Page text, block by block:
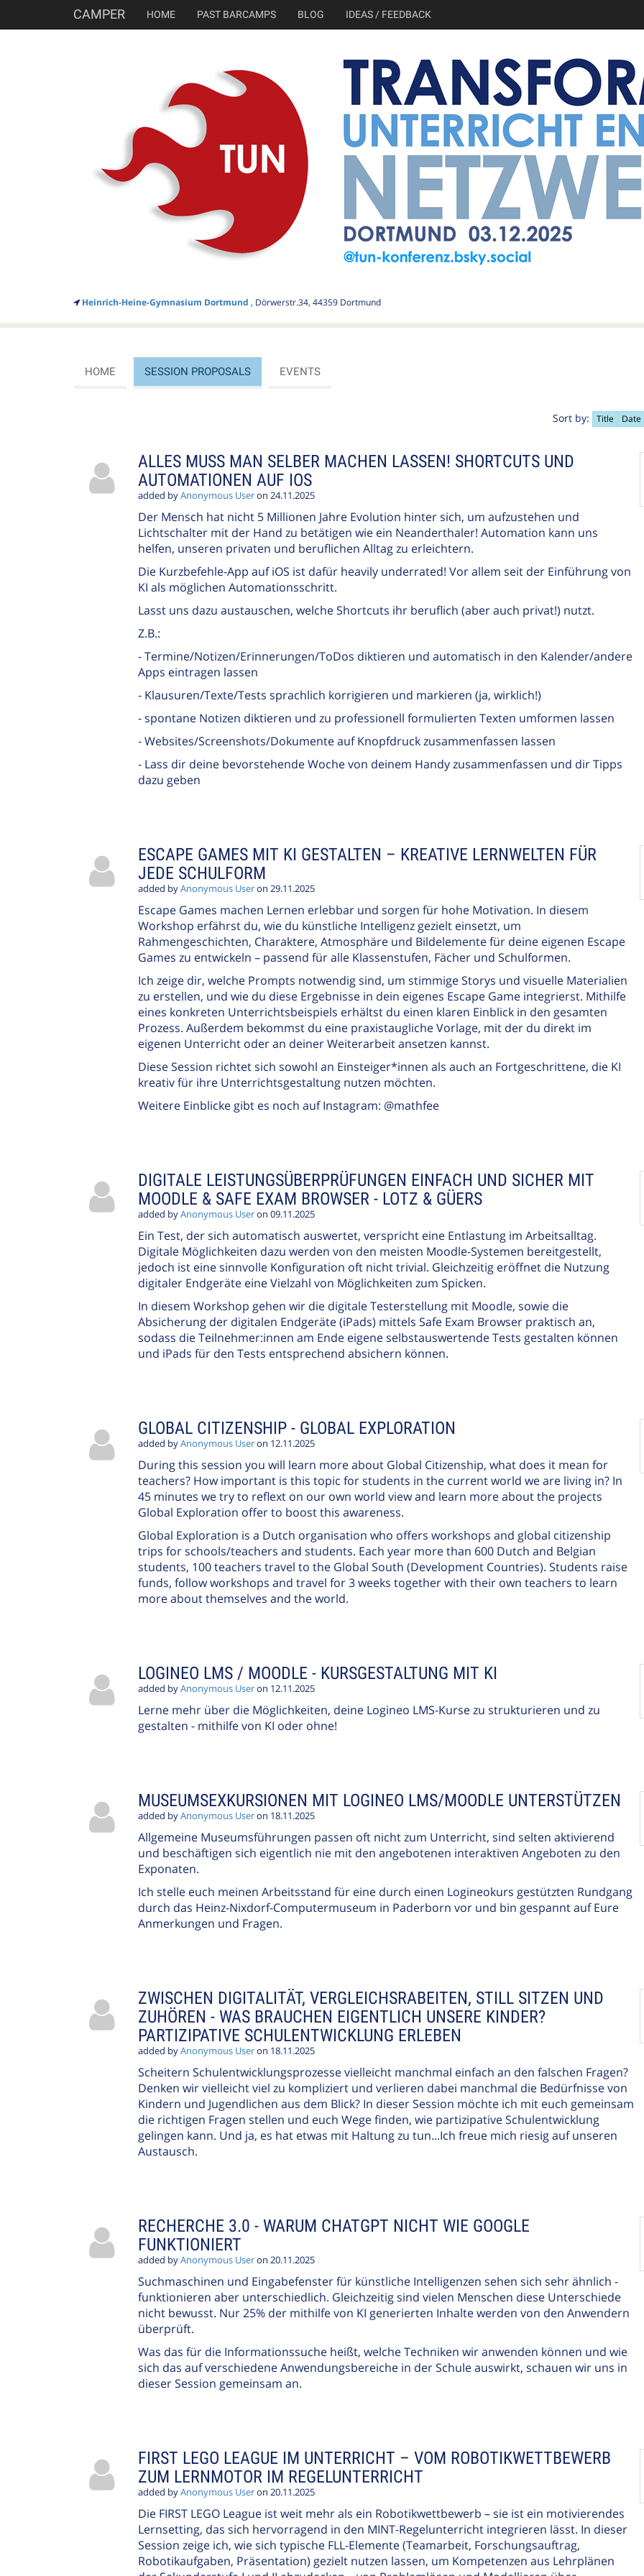
CAMPER HOME PAST BARCAMPS BLOG IDEAS / FEEDBACK
Heinrich-Heine-Gymnasium Dortmund , Dörwerstr.34, 44359 Dortmund
HOME SESSION PROPOSALS EVENTS
Sort by: Title Date
ALLES MUSS MAN SELBER MACHEN LASSEN! SHORTCUTS UND
AUTOMATIONEN AUF IOS
added byAnonymous Useron 24.11.2025
Der Mensch hat nicht 5 Millionen Jahre Evolution hinter sich, um aufzustehen und
Lichtschalter mit der Hand zu betätigen wie ein Neanderthaler! Automation kann uns
helfen, unseren privaten und beruflichen Alltag zu erleichtern.
Die Kurzbefehle-App auf iOS ist dafür heavily underrated! Vor allem seit der Einführung von
KI als möglichen Automationsschritt.
Lasst uns dazu austauschen, welche Shortcuts ihr beruflich (aber auch privat!) nutzt.
Z.B.:
- Termine/Notizen/Erinnerungen/ToDos diktieren und automatisch in den Kalender/andere
Apps eintragen lassen
- Klausuren/Texte/Tests sprachlich korrigieren und markieren (ja, wirklich!)
- spontane Notizen diktieren und zu professionell formulierten Texten umformen lassen
- Websites/Screenshots/Dokumente auf Knopfdruck zusammenfassen lassen
- Lass dir deine bevorstehende Woche von deinem Handy zusammenfassen und dir Tipps
dazu geben
ESCAPE GAMES MIT KI GESTALTEN – KREATIVE LERNWELTEN FÜR
JEDE SCHULFORM
added byAnonymous Useron 29.11.2025
Escape Games machen Lernen erlebbar und sorgen für hohe Motivation. In diesem
Workshop erfährst du, wie du künstliche Intelligenz gezielt einsetzt, um
Rahmengeschichten, Charaktere, Atmosphäre und Bildelemente für deine eigenen Escape
Games zu entwickeln – passend für alle Klassenstufen, Fächer und Schulformen.
Ich zeige dir, welche Prompts notwendig sind, um stimmige Storys und visuelle Materialien
zu erstellen, und wie du diese Ergebnisse in dein eigenes Escape Game integrierst. Mithilfe
eines konkreten Unterrichtsbeispiels erhältst du einen klaren Einblick in den gesamten
Prozess. Außerdem bekommst du eine praxistaugliche Vorlage, mit der du direkt im
eigenen Unterricht oder an deiner Weiterarbeit ansetzen kannst.
Diese Session richtet sich sowohl an Einsteiger*innen als auch an Fortgeschrittene, die KI
kreativ für ihre Unterrichtsgestaltung nutzen möchten.
Weitere Einblicke gibt es noch auf Instagram: @mathfee
DIGITALE LEISTUNGSÜBERPRÜFUNGEN EINFACH UND SICHER MIT
MOODLE & SAFE EXAM BROWSER - LOTZ & GÜERS
added byAnonymous Useron 09.11.2025
Ein Test, der sich automatisch auswertet, verspricht eine Entlastung im Arbeitsalltag.
Digitale Möglichkeiten dazu werden von den meisten Moodle-Systemen bereitgestellt,
jedoch ist eine sinnvolle Konfiguration oft nicht trivial. Gleichzeitig eröffnet die Nutzung
digitaler Endgeräte eine Vielzahl von Möglichkeiten zum Spicken.
In diesem Workshop gehen wir die digitale Testerstellung mit Moodle, sowie die
Absicherung der digitalen Endgeräte (iPads) mittels Safe Exam Browser praktisch an,
sodass die Teilnehmer:innen am Ende eigene selbstauswertende Tests gestalten können
und iPads für den Tests entsprechend absichern können.
GLOBAL CITIZENSHIP - GLOBAL EXPLORATION
added byAnonymous Useron 12.11.2025
During this session you will learn more about Global Citizenship, what does it mean for
teachers? How important is this topic for students in the current world we are living in? In
45 minutes we try to reflext on our own world view and learn more about the projects
Global Exploration offer to boost this awareness.
Global Exploration is a Dutch organisation who offers workshops and global citizenship
trips for schools/teachers and students. Each year more than 600 Dutch and Belgian
students, 100 teachers travel to the Global South (Development Countries). Students raise
funds, follow workshops and travel for 3 weeks together with their own teachers to learn
more about themselves and the world.
LOGINEO LMS / MOODLE - KURSGESTALTUNG MIT KI
added byAnonymous Useron 12.11.2025
Lerne mehr über die Möglichkeiten, deine Logineo LMS-Kurse zu strukturieren und zu
gestalten - mithilfe von KI oder ohne!
MUSEUMSEXKURSIONEN MIT LOGINEO LMS/MOODLE UNTERSTÜTZEN
added byAnonymous Useron 18.11.2025
Allgemeine Museumsführungen passen oft nicht zum Unterricht, sind selten aktivierend
und beschäftigen sich eigentlich nie mit den angebotenen interaktiven Angeboten zu den
Exponaten.
Ich stelle euch meinen Arbeitsstand für eine durch einen Logineokurs gestützten Rundgang
durch das Heinz-Nixdorf-Computermuseum in Paderborn vor und bin gespannt auf Eure
Anmerkungen und Fragen.
ZWISCHEN DIGITALITÄT, VERGLEICHSRABEITEN, STILL SITZEN UND
ZUHÖREN - WAS BRAUCHEN EIGENTLICH UNSERE KINDER?
PARTIZIPATIVE SCHULENTWICKLUNG ERLEBEN
added byAnonymous Useron 18.11.2025
Scheitern Schulentwicklungsprozesse vielleicht manchmal einfach an den falschen Fragen?
Denken wir vielleicht viel zu kompliziert und verlieren dabei manchmal die Bedürfnisse von
Kindern und Jugendlichen aus dem Blick? In dieser Session möchte ich mit euch gemeinsam
die richtigen Fragen stellen und euch Wege finden, wie partizipative Schulentwicklung
gelingen kann. Und ja, es hat etwas mit Haltung zu tun...Ich freue mich riesig auf unseren
Austausch.
RECHERCHE 3.0 - WARUM CHATGPT NICHT WIE GOOGLE
FUNKTIONIERT
added byAnonymous Useron 20.11.2025
Suchmaschinen und Eingabefenster für künstliche Intelligenzen sehen sich sehr ähnlich -
funktionieren aber unterschiedlich. Gleichzeitig sind vielen Menschen diese Unterschiede
nicht bewusst. Nur 25% der mithilfe von KI generierten Inhalte werden von den Anwendern
überprüft.
Was das für die Informationssuche heißt, welche Techniken wir anwenden können und wie
sich das auf verschiedene Anwendungsbereiche in der Schule auswirkt, schauen wir uns in
dieser Session gemeinsam an.
FIRST LEGO LEAGUE IM UNTERRICHT – VOM ROBOTIKWETTBEWERB
ZUM LERNMOTOR IM REGELUNTERRICHT
added byAnonymous Useron 20.11.2025
Die FIRST LEGO League ist weit mehr als ein Robotikwettbewerb – sie ist ein motivierendes
Lernsetting, das sich hervorragend in den MINT-Regelunterricht integrieren lässt. In dieser
Session zeige ich, wie sich typische FLL-Elemente (Teamarbeit, Forschungsauftrag,
Robotikaufgaben, Präsentation) gezielt nutzen lassen, um Kompetenzen aus Lehrplänen